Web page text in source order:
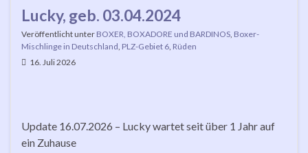
Lucky, geb. 03.04.2024
Veröffentlicht unter BOXER, BOXADORE und BARDINOS Boxer-
Mischlinge in Deutschland PLZ-Gebiet 6 Rüden
16. Juli 2026
Update 16.07.2026 – Lucky wartet seit über 1 Jahr auf
ein Zuhause